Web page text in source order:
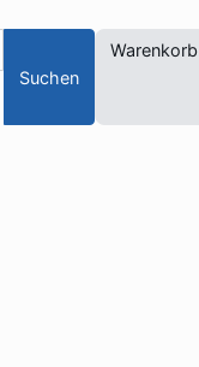
Suchen
Warenkorb